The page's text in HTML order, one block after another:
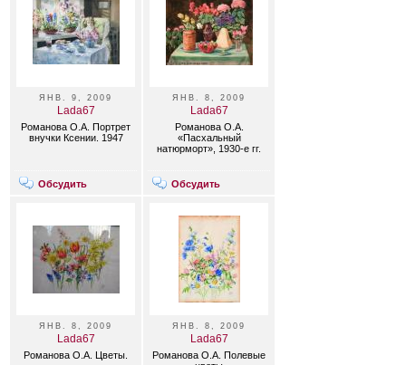
ЯНВ. 9, 2009
Lada67
Романова О.А. Портрет
внучки Ксении. 1947
Обсудить
ЯНВ. 8, 2009
Lada67
Романова О.А.
«Пасхальный
натюрморт», 1930-е гг.
Обсудить
ЯНВ. 8, 2009
Lada67
Романова О.А. Цветы.
ЯНВ. 8, 2009
Lada67
Романова О.А. Полевые